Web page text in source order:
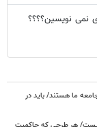
نمی نویسین؟؟؟؟
ما هستند/ باید در